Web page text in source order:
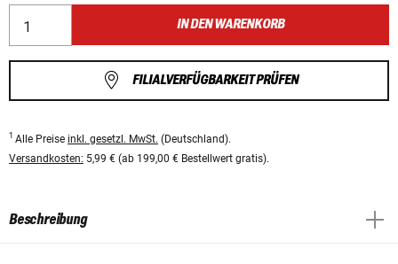
IN DEN WARENKORB
FILIALVERFÜGBARKEIT PRÜFEN
1 Alle Preise inkl. gesetzl. MwSt. (Deutschland).
Versandkosten: 5,99 € (ab 199,00 € Bestellwert gratis).
Beschreibung